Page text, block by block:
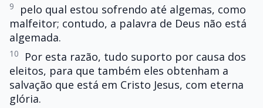
9
pelo qual estou sofrendo até algemas, como
malfeitor; contudo, a palavra de Deus não está
algemada.
10
Por esta razão, tudo suporto por causa dos
eleitos, para que também eles obtenham a
salvação que está em Cristo Jesus, com eterna
glória.